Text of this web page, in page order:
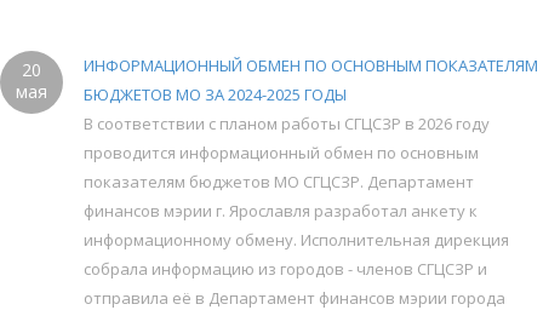
20
мая
ИНФОРМАЦИОННЫЙ ОБМЕН ПО ОСНОВНЫМ ПОКАЗАТЕЛЯМ
БЮДЖЕТОВ МО ЗА 2024-2025 ГОДЫ
В соответствии с планом работы СГЦСЗР в 2026 году
проводится информационный обмен по основным
показателям бюджетов МО СГЦСЗР. Департамент
финансов мэрии г. Ярославля разработал анкету к
информационному обмену. Исполнительная дирекция
собрала информацию из городов - членов СГЦСЗР и
отправила её в Департамент финансов мэрии города